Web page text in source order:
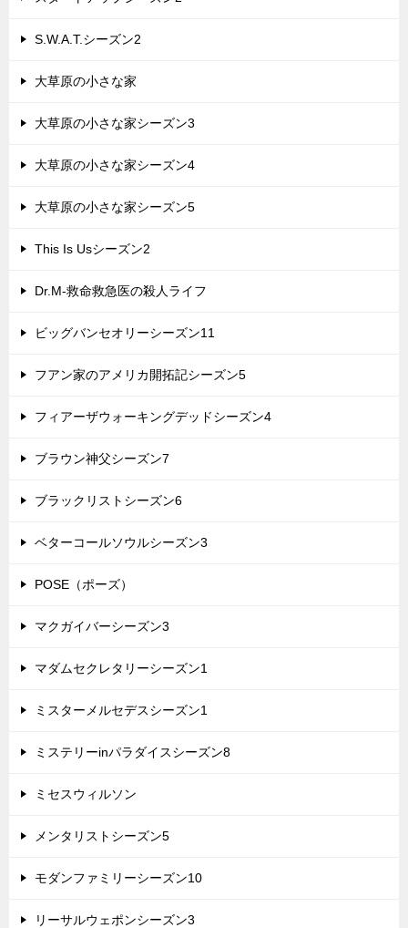
S.W.A.T.シーズン2
大草原の小さな家
大草原の小さな家シーズン3
大草原の小さな家シーズン4
大草原の小さな家シーズン5
This Is Usシーズン2
Dr.M-救命救急医の殺人ライフ
ビッグバンセオリーシーズン11
フアン家のアメリカ開拓記シーズン5
フィアーザウォーキングデッドシーズン4
ブラウン神父シーズン7
ブラックリストシーズン6
ベターコールソウルシーズン3
POSE（ポーズ）
マクガイバーシーズン3
マダムセクレタリーシーズン1
ミスターメルセデスシーズン1
ミステリーinパラダイスシーズン8
ミセスウィルソン
メンタリストシーズン5
モダンファミリーシーズン10
リーサルウェポンシーズン3